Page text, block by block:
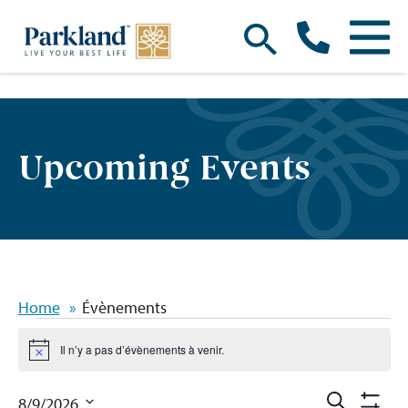
Upcoming Events
Home Évènements
Évènements
NoticeIl n’y a pas d’évènements à venir.
Recherche